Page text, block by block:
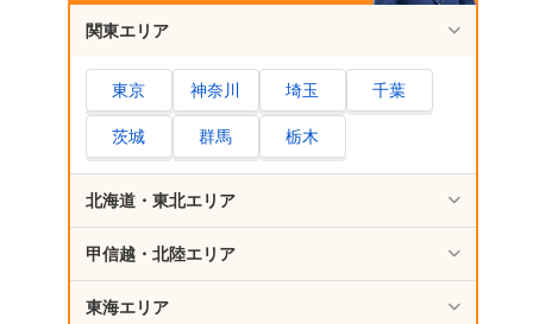
関東エリア
東京 神奈川 埼玉 千葉
茨城 群馬 栃木
北海道・東北エリア
甲信越・北陸エリア
東海エリア